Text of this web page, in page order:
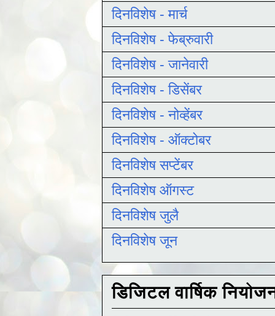
दिनविशेष - मार्च
दिनविशेष - फेब्रुवारी
दिनविशेष - जानेवारी
दिनविशेष - डिसेंबर
दिनविशेष - नोव्हेंबर
दिनविशेष - ऑक्टोबर
दिनविशेष सप्टेंबर
दिनविशेष ऑगस्ट
दिनविशेष जुलै
दिनविशेष जून
डिजिटल वार्षिक